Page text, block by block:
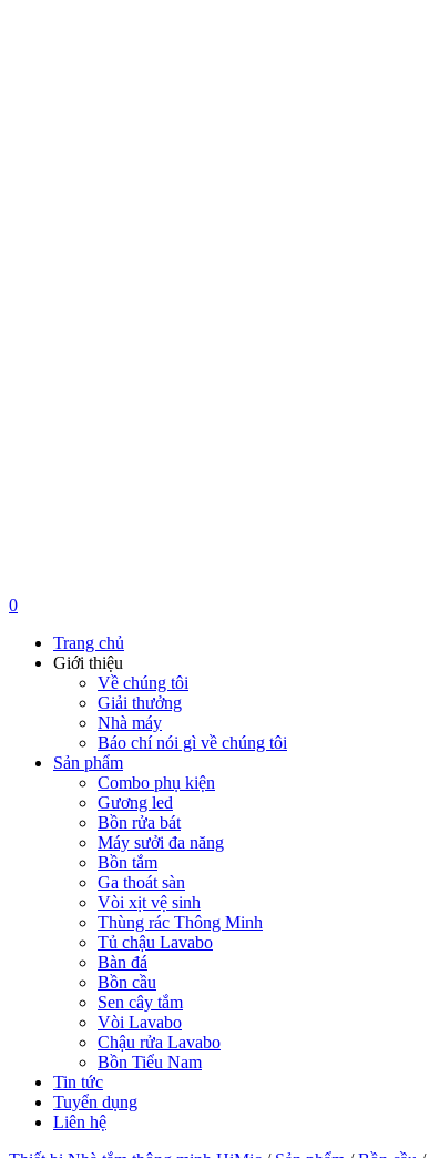
0
Trang chủ
Giới thiệu
Về chúng tôi
Giải thưởng
Nhà máy
Báo chí nói gì về chúng tôi
Sản phẩm
Combo phụ kiện
Gương led
Bồn rửa bát
Máy sưởi đa năng
Bồn tắm
Ga thoát sàn
Vòi xịt vệ sinh
Thùng rác Thông Minh
Tủ chậu Lavabo
Bàn đá
Bồn cầu
Sen cây tắm
Vòi Lavabo
Chậu rửa Lavabo
Bồn Tiểu Nam
Tin tức
Tuyển dụng
Liên hệ